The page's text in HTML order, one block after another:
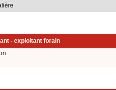
- exploitant forain